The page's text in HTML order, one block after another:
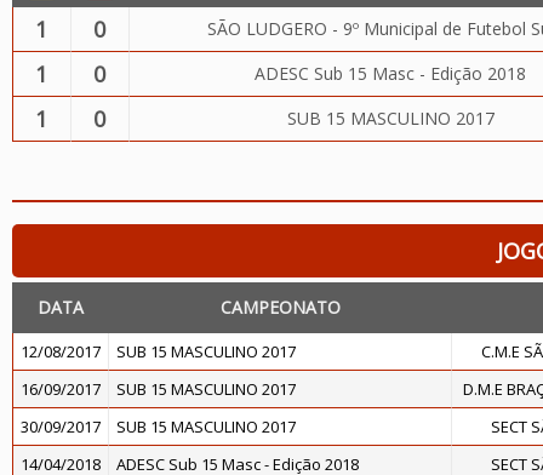
1 0 SÃO LUDGERO - 9º Municipal de Futebol
1 0 ADESC Sub 15 Masc - Edição 2018
1 0 SUB 15 MASCULINO 2017
DATA CAMPEONATO
12/08/2017 SUB 15 MASCULINO 2017
C.M.E
16/09/2017
SUB 15 MASCULINO 2017
D.M.E
30/09/2017
SUB 15 MASCULINO 2017
SECT
14/04/2018
ADESC Sub 15 Masc - Edição 2018
SECT